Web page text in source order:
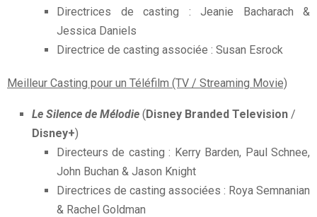
Directrices de casting : Jeanie Bacharach &
Jessica Daniels
Directrice de casting associée : Susan Esrock
Meilleur Casting pour un Téléfilm (TV / Streaming Movie)
Le Silence de Mélodie (Disney Branded Television /
Disney+)
Directeurs de casting : Kerry Barden, Paul Schnee,
John Buchan & Jason Knight
Directrices de casting associées : Roya Semnanian
& Rachel Goldman